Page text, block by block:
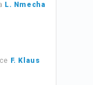
L. Nmecha
F. Klaus